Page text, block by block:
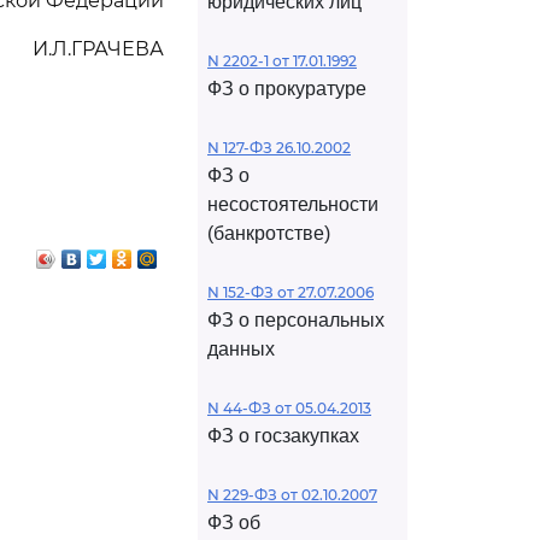
И.Л.ГРАЧЕВА
N 2202-1 от 17.01.1992
ФЗ о прокуратуре
N 127-ФЗ 26.10.2002
ФЗ о
несостоятельности
(банкротстве)
N 152-ФЗ от 27.07.2006
ФЗ о персональных
данных
N 44-ФЗ от 05.04.2013
ФЗ о госзакупках
N 229-ФЗ от 02.10.2007
ФЗ об